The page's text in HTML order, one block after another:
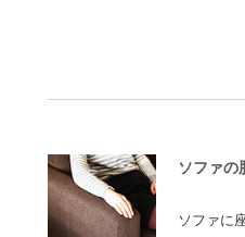
ソファの
ソファに